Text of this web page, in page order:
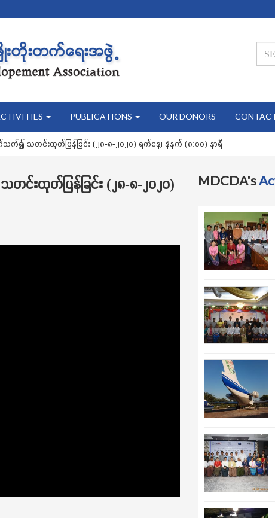
PUBLICATIONS OUR DONORS
သက်၍ သတင်းထုတ်ပြန်ခြင်း (၂၈-၈-၂၀၂၀) ရက်နေ့၊ နံနက် (၈:၀၀) နာရီ
င်းထုတ်ပြန်ခြင်း (၂၈-၈-၂၀၂၀)
MDCDA's